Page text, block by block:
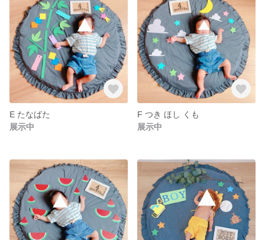
E たなばた
展示中
F つき ほし くも
展示中